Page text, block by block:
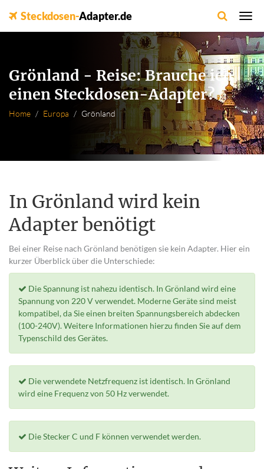
Steckdosen-Adapter.de
Grönland - Reise: Brauche ich
einen Steckdosen-Adapter?
Home Europa Grönland
In Grönland wird kein
Adapter benötigt
Bei einer Reise nach Grönland benötigen sie kein Adapter. Hier ein
kurzer Überblick über die Unterschiede:
Die Spannung ist nahezu identisch. In Grönland wird eine
Spannung von 220 V verwendet. Moderne Geräte sind meist
kompatibel, da Sie einen breiten Spannungsbereich abdecken
(100-240V). Weitere Informationen hierzu finden Sie auf dem
Typenschild des Gerätes.
Die verwendete Netzfrequenz ist identisch. In Grönland
wird eine Frequenz von 50 Hz verwendet.
Die Stecker C und F können verwendet werden.